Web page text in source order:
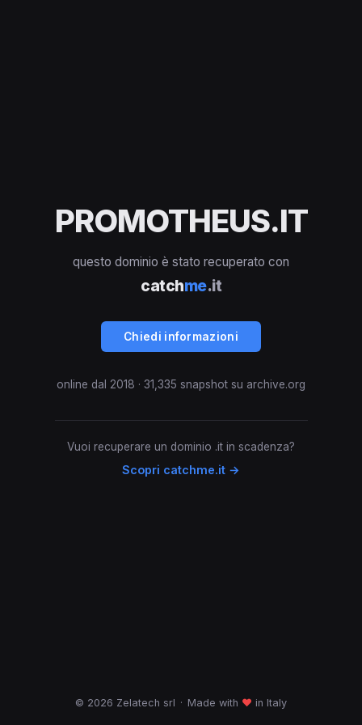
PROMOTHEUS.IT
questo dominio è stato recuperato con
catchme.it
Chiedi informazioni
online dal 2018 · 31,335 snapshot su archive.org
Vuoi recuperare un dominio .it in scadenza?
Scopri catchme.it →
© 2026 Zelatech srl · Made with ♥ in Italy